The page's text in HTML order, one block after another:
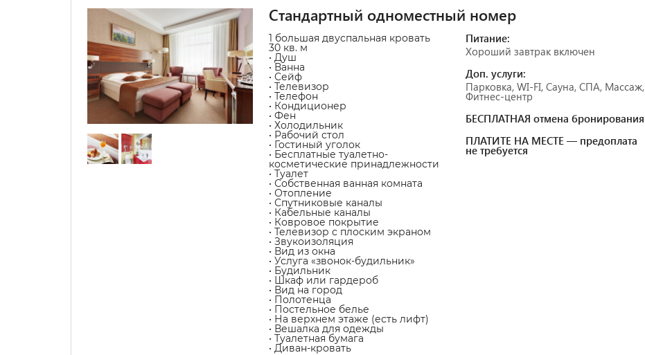
Стандартный одноместный номер
1 большая двуспальная кровать
30 кв. м
• Душ
• Ванна
• Сейф
• Телевизор
• Телефон
• Кондиционер
• Фен
• Холодильник
• Рабочий стол
• Гостиный уголок
• Бесплатные туалетно-
косметические принадлежности
• Туалет
• Собственная ванная комната
• Отопление
• Спутниковые каналы
• Кабельные каналы
• Ковровое покрытие
• Телевизор с плоским экраном
• Звукоизоляция
• Вид из окна
• Услуга «звонок-будильник»
• Будильник
• Шкаф или гардероб
• Вид на город
• Полотенца
• Постельное белье
• На верхнем этаже (есть лифт)
• Вешалка для одежды
• Туалетная бумага
• Диван-кровать
Питание:
Хороший завтрак включен
Доп. услуги:
Парковка, WI-FI, Сауна, СПА, Массаж,
Фитнес-центр
БЕСПЛАТНАЯ отмена бронирования
ПЛАТИТЕ НА МЕСТЕ — предоплата
не требуется